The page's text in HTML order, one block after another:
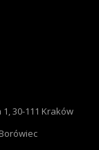
30-111 Kraków